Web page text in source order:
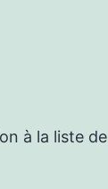
à la liste de